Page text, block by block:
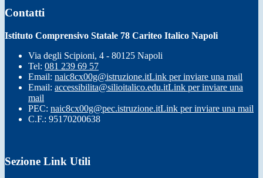
Contatti
Istituto Comprensivo Statale 78 Cariteo Italico Napoli
Via degli Scipioni, 4 - 80125 Napoli
Tel: 081 239 69 57
Email: naic8cx00g@istruzione.itLink per inviare una mail
Email: accessibilita@silioitalico.edu.itLink per inviare una
mail
PEC: naic8cx00g@pec.istruzione.itLink per inviare una mail
C.F.: 95170200638
Sezione Link Utili